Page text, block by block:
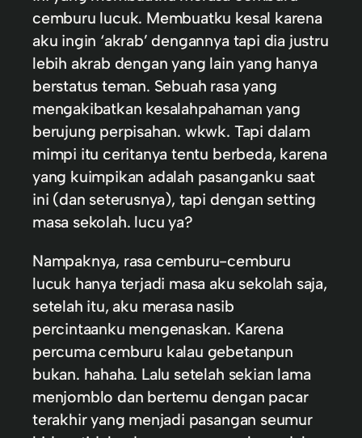
cemburu lucuk. Membuatku kesal karena
aku ingin ‘akrab’ dengannya tapi dia justru
lebih akrab dengan yang lain yang hanya
berstatus teman. Sebuah rasa yang
mengakibatkan kesalahpahaman yang
berujung perpisahan. wkwk. Tapi dalam
mimpi itu ceritanya tentu berbeda, karena
yang kuimpikan adalah pasanganku saat
ini (dan seterusnya), tapi dengan setting
masa sekolah. lucu ya?
Nampaknya, rasa cemburu-cemburu
lucuk hanya terjadi masa aku sekolah saja,
setelah itu, aku merasa nasib
percintaanku mengenaskan. Karena
percuma cemburu kalau gebetanpun
bukan. hahaha. Lalu setelah sekian lama
menjomblo dan bertemu dengan pacar
terakhir yang menjadi pasangan seumur